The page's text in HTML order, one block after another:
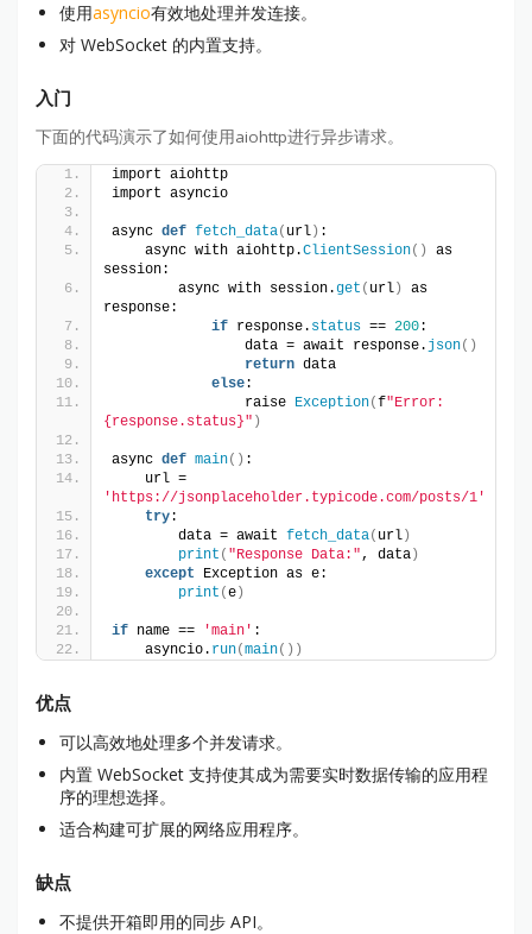
使用asyncio有效地处理并发连接。
对 WebSocket 的内置支持。
入门
下面的代码演示了如何使用aiohttp进行异步请求。
import aiohttp
import asyncio
async def fetch_data( url ) :
    async with aiohttp.
ClientSession()
as
session:
        async with session.
get ( url )
as
response:
if response. status == 200:
                data = await response.
json()
return data
else:
                raise
Exception(f"Error:
{response.status}" )
async def main() :
'https://jsonplaceholder.typicode.com/posts/1'
try:
        data = await
fetch_data( url )
print ( "Response Data:", data )
except Exception as e:
print (e )
if name == 'main' :
    asyncio.
run(main())
优点
可以高效地处理多个并发请求。
内置 WebSocket 支持使其成为需要实时数据传输的应用程
序的理想选择。
适合构建可扩展的网络应用程序。
缺点
不提供开箱即用的同步 API。